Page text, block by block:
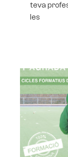
teva
les